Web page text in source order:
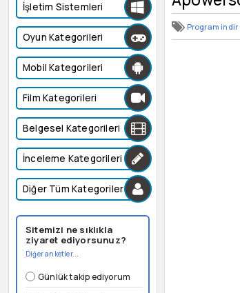
İşletim Sistemleri
Oyun Kategorileri
Mobil Kategorileri
Film Kategorileri
Belgesel Kategorileri
İnceleme Kategorileri
Diğer Tüm Kategoriler
Sitemizi ne sıklıkla
ziyaret ediyorsunuz?
Diğer anketler...
Günlük takip ediyorum
Program indir